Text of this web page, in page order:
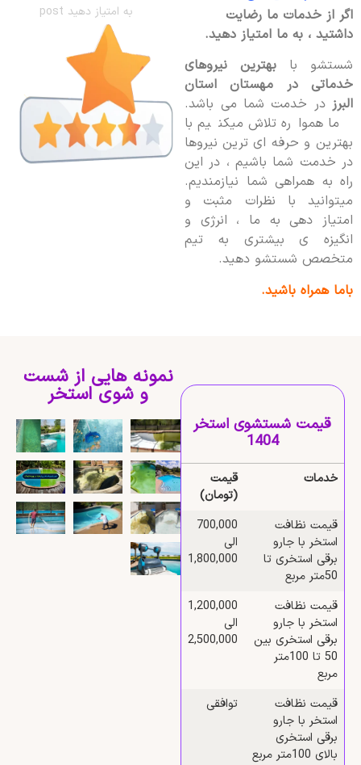
اگر از خدمات ما رضایت
داشتید ، به ما امتیاز دهید.
شستشو با
بهترین نیروهای
خدماتی در مهستان استان
البرزدر خدمت شما می باشد.
ما همواره تلاش میکنیم با
بهترین و حرفه ای ترین نیروها
در خدمت شما باشیم ، در این
راه به همراهی شما نیازمندیم.
میتوانید با نظرات مثبت و
امتیاز دهی به ما ، انرژی و
انگیزه ی بیشتری به تیم
متخصص شستشو دهید.
باما همراه باشید.
به امتیاز دهید post
قیمت شستشوی استخر
1404
خدمات
قیمت
(تومان)
قیمت نظافت
استخر با جارو
برقی استخری تا
50متر مربع
700,000
الی
1,800,000
قیمت نظافت
استخر با جارو
برقی استخری بین
50 تا 100متر
مربع
1,200,000
الی
2,500,000
قیمت نظافت
استخر با جارو
برقی استخری
بالای 100متر مربع
توافقی
نمونه هایی از شست
و شوی استخر